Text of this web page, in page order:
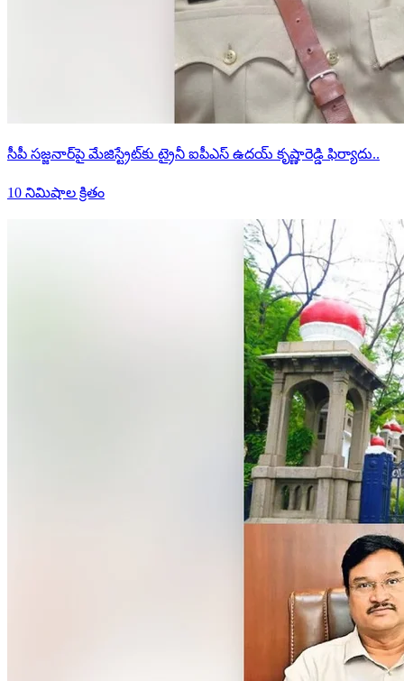
సీపీ సజ్జనార్‌పై మేజిస్ట్రేట్‌కు ట్రైనీ ఐపీఎస్ ఉదయ్ కృష్ణారెడ్డి ఫిర్యాదు..
10 నిమిషాల క్రితం